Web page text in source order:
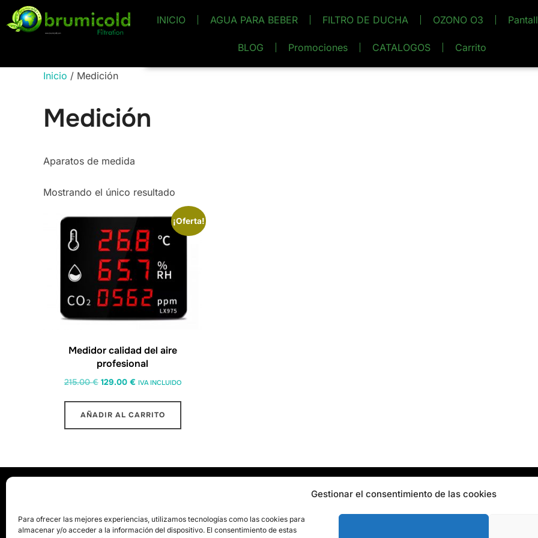
Gestionar el consentimiento de las cookies
Para ofrecer las mejores experiencias, utilizamos tecnologías como las cookies para
almacenar y/o acceder a la información del dispositivo. El consentimiento de estas
INICIO AGUA PARA BEBER FILTRO DE DUCHA OZONO O3
BLOG Promociones CATALOGOS Carrito
Inicio / Medición
Medición
Aparatos de medida
Mostrando el único resultado
¡Oferta!
Medidor calidad del aire
profesional
215.00€ 129.00 € IVA INCLUIDO
AÑADIR AL CARRITO
Entregas
Política de privacidad
Política de cookies
Avisos legales